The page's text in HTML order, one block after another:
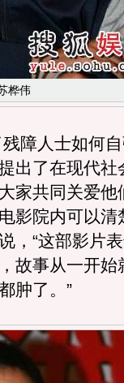
桦伟
人士如何自
出了在现代社
家共同关爱他
影院内可以清
，“这部影片
故事从一开始
肿了。”